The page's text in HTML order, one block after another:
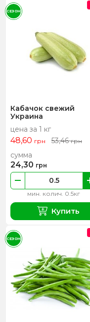
Кабачок свежий
Украина
цена за 1 кг
48,60 грн 53,46грн
мин. колич. 0.5кг
сумма
24,30 грн
Купить
СЕЗОН
СЕЗОН